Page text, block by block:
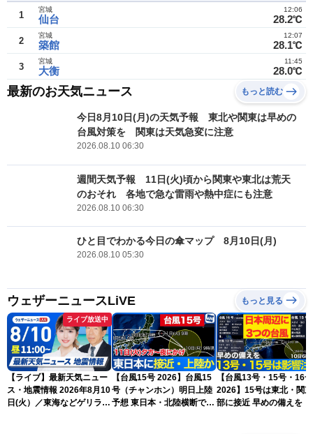
1 仙台
宮城
28.2℃
12:06
2 築館
宮城
28.1℃
12:07
3 大衡
宮城
28.0℃
11:45
最新のお天気ニュース もっと読む
今日8月10日(月)の天気予報 東北や関東は早めの
台風対策を 関東は天気急変に注意
2026.08.10 06:30
週間天気予報 11日(火)頃から関東や東北は荒天
のおそれ 各地で急な雷雨や熱中症にも注意
2026.08.10 06:30
ひと目でわかる今日の傘マップ 8月10日(月)
2026.08.10 05:30
ウェザーニュースLiVE もっと見る
ライブ放送中
【ライブ】最新天気ニュー
ス・地震情報 2026年8月10
日(火）／東海などゲリラ雷
【台風15号 2026】台風15
号（チャンホン）明日上陸
予想 東日本・北陸横断で大
【台風13号・15号・16号
2026】15号は東北・関
部に接近 早めの備えを（